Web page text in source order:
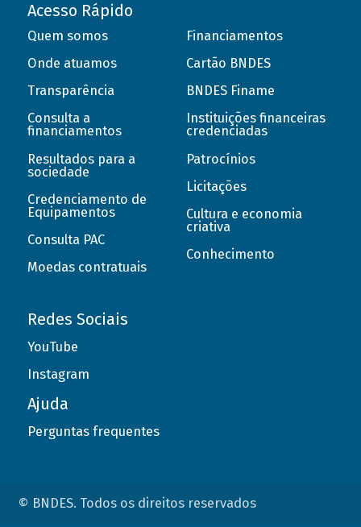
Acesso Rápido
Quem somos
Onde atuamos
Transparência
Consulta a
financiamentos
Resultados para a
sociedade
Credenciamento de
Equipamentos
Consulta PAC
Moedas contratuais
Financiamentos
Cartão BNDES
BNDES Finame
Instituições financeiras
credenciadas
Patrocínios
Licitações
Cultura e economia
criativa
Conhecimento
Redes Sociais
YouTube
Instagram
Ajuda
Perguntas frequentes
© BNDES. Todos os direitos reservados